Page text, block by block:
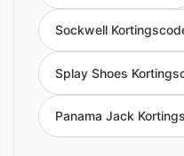
Sockwell
Splay Shoes
Panama Jack